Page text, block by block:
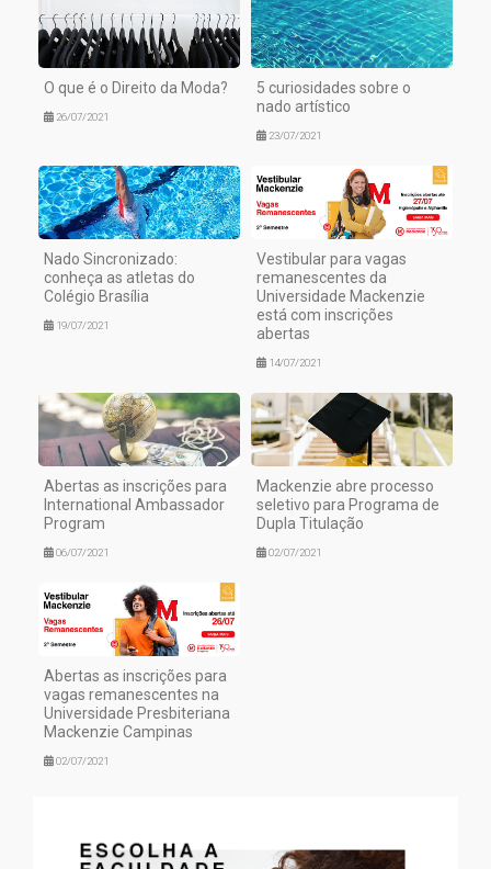
O que é o Direito da Moda?
26/07/2021
5 curiosidades sobre o
nado artístico
23/07/2021
Nado Sincronizado:
conheça as atletas do
Colégio Brasília
19/07/2021
Vestibular para vagas
remanescentes da
Universidade Mackenzie
está com inscrições
abertas
14/07/2021
Abertas as inscrições para
International Ambassador
Program
06/07/2021
Mackenzie abre processo
seletivo para Programa de
Dupla Titulação
02/07/2021
Abertas as inscrições para
vagas remanescentes na
Universidade Presbiteriana
Mackenzie Campinas
02/07/2021